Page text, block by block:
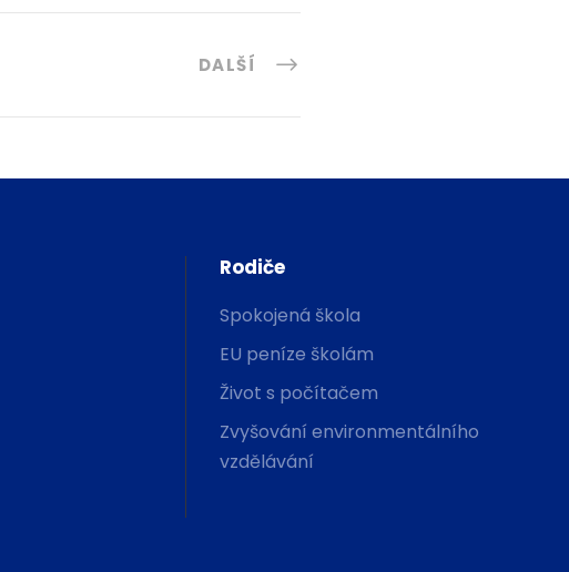
DALŠÍ
Rodiče
Spokojená škola
EU peníze školám
Život s počítačem
Zvyšování environmentálního
vzdělávání